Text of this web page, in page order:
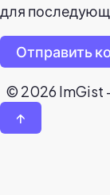
для
Отправить
© 2026 ImGist
↑